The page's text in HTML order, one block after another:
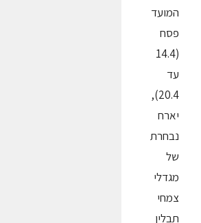
המועד
פסח
(14.4
עד
20.4),
יארח
נבחרת
של
מגדלי
צמחי
תבלין